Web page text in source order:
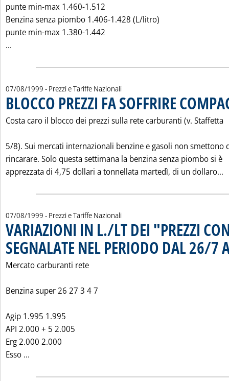
punte min-max 1.460-1.512
Benzina senza piombo 1.406-1.428 (L/litro)
punte min-max 1.380-1.442
...
07/08/1999 - Prezzi e Tariffe Nazionali
BLOCCO PREZZI FA SOFFRIRE
Costa caro il blocco dei prezzi sulla rete carburanti (v. Staffetta
5/8). Sui mercati internazionali benzine e gasoli non smettono
rincarare. Solo questa settimana la benzina senza piombo si è
apprezzata di 4,75 dollari a tonnellata martedì, di un dollaro...
07/08/1999 - Prezzi e Tariffe Nazionali
VARIAZIONI IN L./LT DEI "PREZZI
SEGNALATE NEL PERIODO DAL 26/7
Mercato carburanti rete
Benzina super 26 27 3 4 7
Agip 1.995 1.995
API 2.000 + 5 2.005
Erg 2.000 2.000
Esso ...